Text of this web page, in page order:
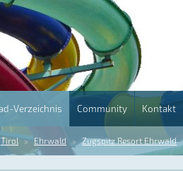
Verzeichnis Community Kontakt
Tirol Ehrwald Zugspitz Resort Ehrwald